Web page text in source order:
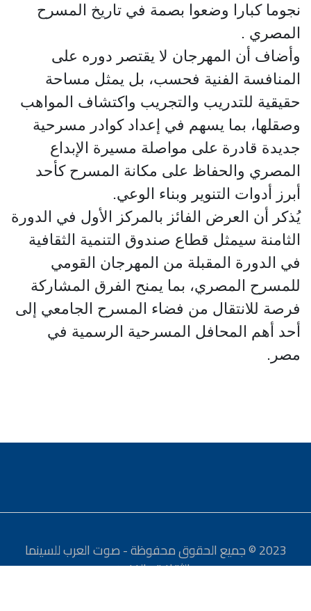
نجوما كبارا وضعوا بصمة في تاريخ المسرح
المصري .
وأضاف أن المهرجان لا يقتصر دوره على
المنافسة الفنية فحسب، بل يمثل مساحة
حقيقية للتدريب والتجريب واكتشاف المواهب
وصقلها، بما يسهم في إعداد كوادر مسرحية
جديدة قادرة على مواصلة مسيرة الإبداع
المصري والحفاظ على مكانة المسرح كأحد
أبرز أدوات التنوير وبناء الوعي.
يُذكر أن العرض الفائز بالمركز الأول في الدورة
الثامنة سيمثل قطاع صندوق التنمية الثقافية
في الدورة المقبلة من المهرجان القومي
للمسرح المصري، بما يمنح الفرق المشاركة
فرصة للانتقال من فضاء المسرح الجامعي إلى
أحد أهم المحافل المسرحية الرسمية في
مصر.
2023 © جميع الحقوق محفوظة - صوت العرب للسينما
والثقافة والفنون